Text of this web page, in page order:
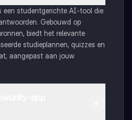
een studentgerichte AI-tool die
Gebouwd op
biedt het relevante
studieplannen, quizzes en
aangepast aan jouw